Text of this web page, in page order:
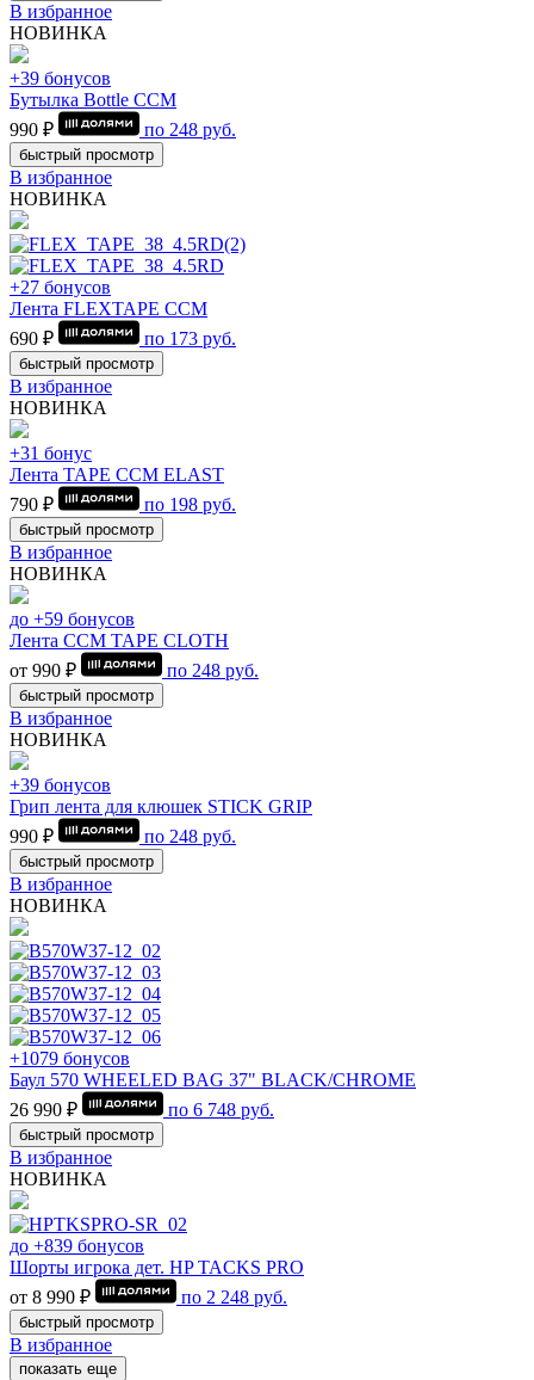
В избранное
НОВИНКА
+39 бонусов
Бутылка Bottle CCM
990 ₽
по 248 руб.
быстрый просмотр
В избранное
НОВИНКА
+27 бонусов
Лента FLEXTAPE CCM
690 ₽
по 173 руб.
быстрый просмотр
В избранное
НОВИНКА
+31 бонус
Лента TAPE CCM ELAST
790 ₽
по 198 руб.
быстрый просмотр
В избранное
НОВИНКА
до +59 бонусов
Лента CCM TAPE CLOTH
от 990 ₽
по 248 руб.
быстрый просмотр
В избранное
НОВИНКА
+39 бонусов
Грип лента для клюшек STICK GRIP
990 ₽
по 248 руб.
быстрый просмотр
В избранное
НОВИНКА
+1079 бонусов
Баул 570 WHEELED BAG 37" BLACK/CHROME
26 990 ₽
по 6 748 руб.
быстрый просмотр
В избранное
НОВИНКА
до +839 бонусов
Шорты игрока дет. HP TACKS PRO
от 8 990 ₽
по 2 248 руб.
быстрый просмотр
В избранное
показать еще